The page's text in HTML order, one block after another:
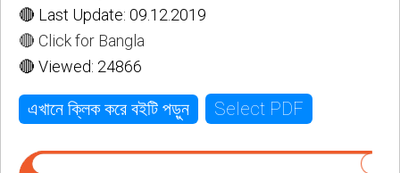
🔴 Last Update: 09.12.2019
🔴 Click for Bangla
🔴 Viewed: 24866
এখানে ক্লিক করে বইটি পড়ুন Select PDF